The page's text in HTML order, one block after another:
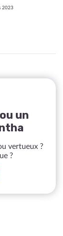
2023
un
vertueux ?
?